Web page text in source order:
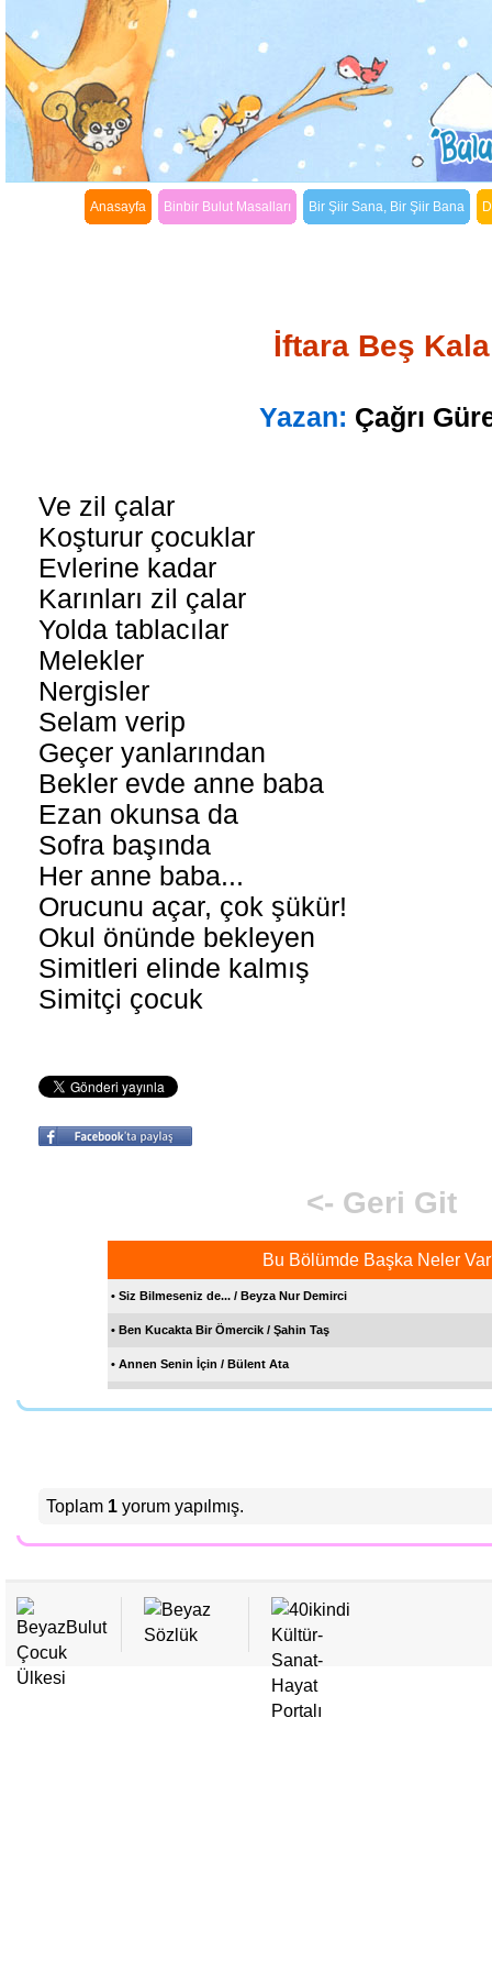
Anasayfa Binbir Bulut Masalları Bir Şiir Sana, Bir Şiir Bana
İftara Beş Kala
Yazan: Çağrı
Ve zil çalar
Koşturur çocuklar
Evlerine kadar
Karınları zil çalar
Yolda tablacılar
Melekler
Nergisler
Selam verip
Geçer yanlarından
Bekler evde anne baba
Ezan okunsa da
Sofra başında
Her anne baba...
Orucunu açar, çok şükür!
Okul önünde bekleyen
Simitleri elinde kalmış
Simitçi çocuk
<- Geri Git
Bu Bölümde Başka Neler
• Siz Bilmeseniz de... / Beyza Nur Demirci
• Ben Kucakta Bir Ömercik / Şahin Taş
• Annen Senin İçin / Bülent Ata
• Çocuk Halkları Şiiri / Vural Kaya
• Şans mı Denir? / Vural Kaya
• Necip Fazıl Kısakürek ve "Çocuk"
• Eğriye Eğri Doğruya Doğru / Mustafa Ökkeş Evren
• Yağmur Duası / Fersude İklim
Toplam 1 yorum yapılmış.